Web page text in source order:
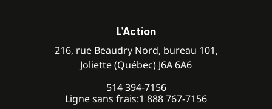
L’Action
216, rue Beaudry Nord, bureau 101,
Joliette (Québec) J6A 6A6
514 394-7156
Ligne sans frais:1 888 767-7156